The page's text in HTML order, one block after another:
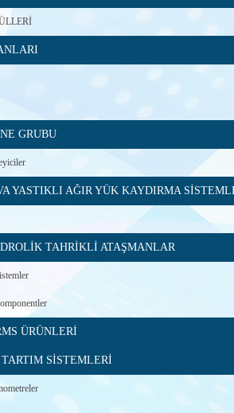
GRUBU
YASTIKLI AĞIR YÜK KAYDIRMA
TAHRİKLİ ATAŞMANLAR
ÜRÜNLERİ
SİSTEMLERİ